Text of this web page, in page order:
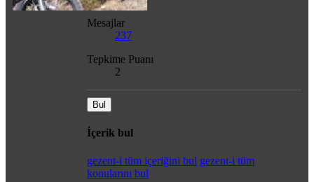
Mesajlar
237
Tepkime Puanı
2
Bul
İçerik bul
gezent-i tüm içeriğini bul gezent-i tüm
konularını bul